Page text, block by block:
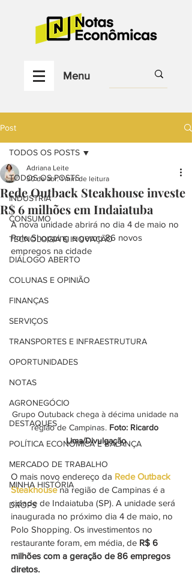
Menu
Post
TODOS OS POSTS
INDÚSTRIA
CONSUMO
TECNOLOGIA E INOVAÇÃO
DIÁLOGO ABERTO
COLUNAS E OPINIÃO
FINANÇAS
SERVIÇOS
TRANSPORTES E INFRAESTRUTURA
OPORTUNIDADES
NOTAS
AGRONEGÓCIO
DESTAQUES
POLÍTICA ECONÔMICA E BALANÇA
MERCADO DE TRABALHO
MINHA HISTÓRIA
DROPS
TODOS OS POSTS
Rede Outback Steakhouse investe
R$ 6 milhões em Indaiatuba
Adriana Leite
30 de abr. 1 min de leitura
A nova unidade abrirá no dia 4 de maio no
Polo Shopping e gerou 86 novos
empregos na cidade
Grupo Outuback chega à décima unidade na
região de Campinas. Foto: Ricardo
Lima/Divulgação
O mais novo endereço da Rede Outback
Steakhouse na região de Campinas é a
cidade de Indaiatuba (SP). A unidade será
inaugurada no próximo dia 4 de maio, no
Polo Shopping. Os investimentos no
restaurante foram, em média, de R$ 6
milhões com a geração de 86 empregos
diretos.